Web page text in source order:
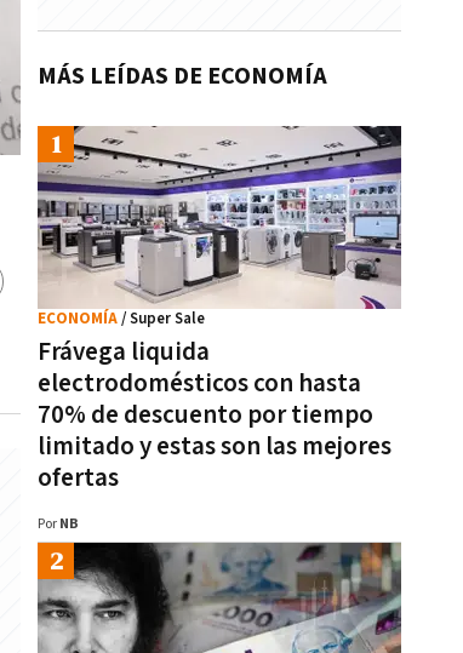
MÁS LEÍDAS DE ECONOMÍA
Frávega liquida
electrodomésticos con hasta
70% de descuento por tiempo
limitado y estas son las mejores
ofertas
ECONOMÍA/ Super Sale
Por NB